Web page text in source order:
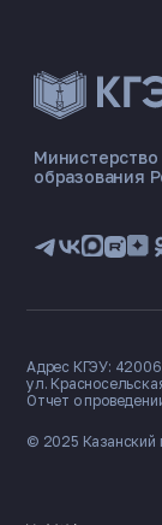
🏠
образования
© 2025 Казанский
Адрес КГЭУ:
ул.
Отчет о